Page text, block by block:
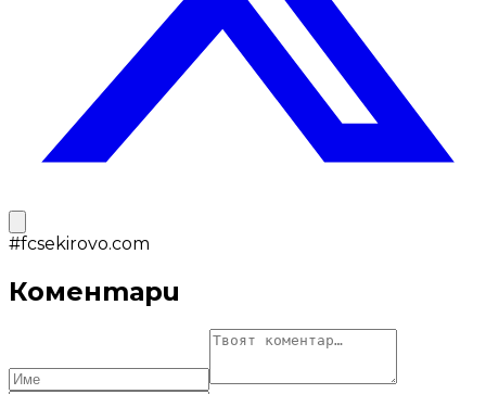
#fcsekirovo.com
Коментари